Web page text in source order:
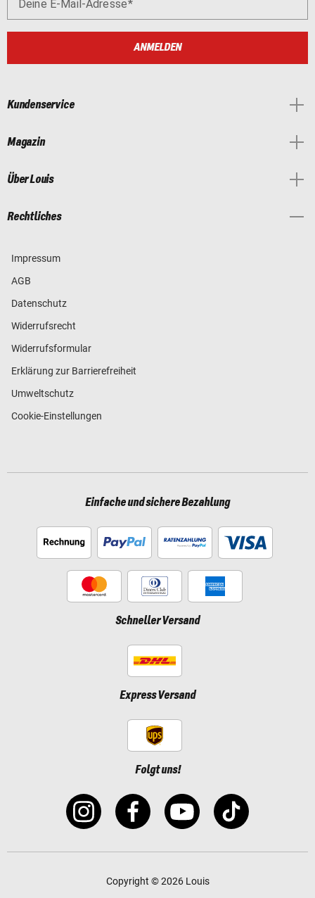
Deine E-Mail-Adresse
ANMELDEN
Kundenservice
Magazin
Über Louis
Rechtliches
Impressum
AGB
Datenschutz
Widerrufsrecht
Widerrufsformular
Erklärung zur Barrierefreiheit
Umweltschutz
Cookie-Einstellungen
Einfache und sichere Bezahlung
Schneller Versand
Express Versand
Folgt uns!
Copyright © 2026 Louis